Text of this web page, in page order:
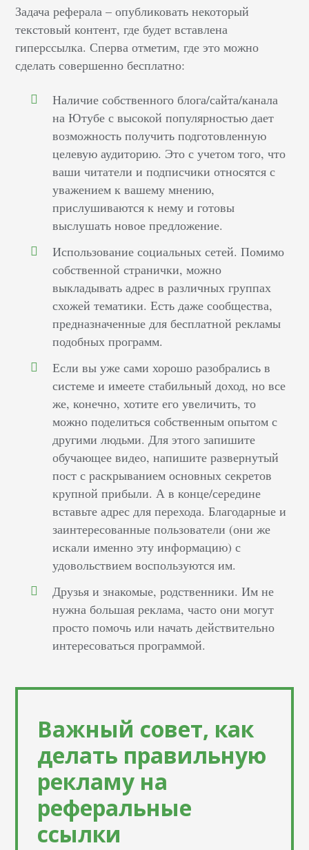
Задача реферала – опубликовать некоторый
текстовый контент, где будет вставлена
гиперссылка. Сперва отметим, где это можно
сделать совершенно бесплатно:
Наличие собственного блога/сайта/канала
на Ютубе с высокой популярностью дает
возможность получить подготовленную
целевую аудиторию. Это с учетом того, что
ваши читатели и подписчики относятся с
уважением к вашему мнению,
прислушиваются к нему и готовы
выслушать новое предложение.
Использование социальных сетей. Помимо
собственной странички, можно
выкладывать адрес в различных группах
схожей тематики. Есть даже сообщества,
предназначенные для бесплатной рекламы
подобных программ.
Если вы уже сами хорошо разобрались в
системе и имеете стабильный доход, но все
же, конечно, хотите его увеличить, то
можно поделиться собственным опытом с
другими людьми. Для этого запишите
обучающее видео, напишите развернутый
пост с раскрыванием основных секретов
крупной прибыли. А в конце/середине
вставьте адрес для перехода. Благодарные и
заинтересованные пользователи (они же
искали именно эту информацию) с
удовольствием воспользуются им.
Друзья и знакомые, родственники. Им не
нужна большая реклама, часто они могут
просто помочь или начать действительно
интересоваться программой.
Важный совет, как
делать правильную
рекламу на
реферальные
ссылки